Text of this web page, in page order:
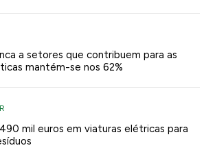
a setores que contribuem para as
mantém-se nos 62%
mil euros em viaturas elétricas para